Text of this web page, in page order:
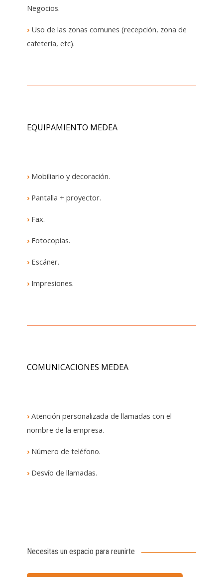
Negocios.
› Uso de las zonas comunes (recepción, zona de
cafetería, etc).
EQUIPAMIENTO MEDEA
› Mobiliario y decoración.
› Pantalla + proyector.
› Fax.
› Fotocopias.
› Escáner.
› Impresiones.
COMUNICACIONES MEDEA
› Atención personalizada de llamadas con el
nombre de la empresa.
› Número de teléfono.
› Desvío de llamadas.
Necesitas un espacio para reunirte